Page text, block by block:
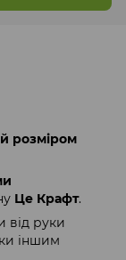
розміром
Це Крафт.
від руки
іншим